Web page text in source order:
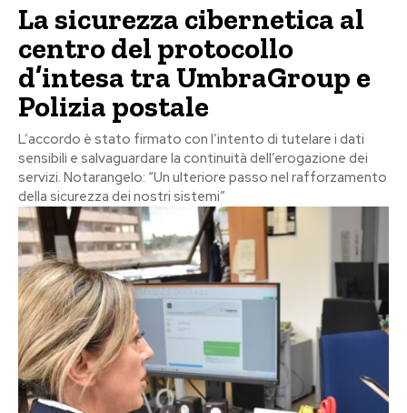
La sicurezza cibernetica al
centro del protocollo
d’intesa tra UmbraGroup e
Polizia postale
L’accordo è stato firmato con l’intento di tutelare i dati
sensibili e salvaguardare la continuità dell’erogazione dei
servizi. Notarangelo: “Un ulteriore passo nel rafforzamento
della sicurezza dei nostri sistemi”